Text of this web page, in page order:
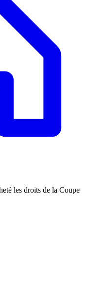
les droits de la Coupe